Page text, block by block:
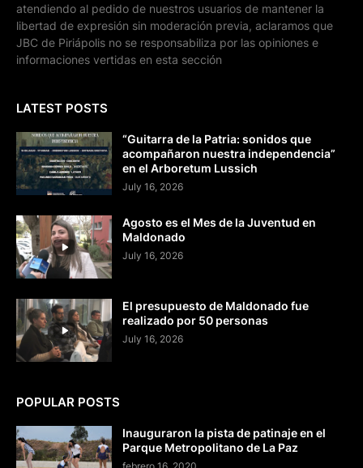
atendiendo al pedido de nuestros usuarios de mantener la
libertad de expresión sin moderación previa, aclaramos que
JBC de Piriápolis no se responsabiliza por las opiniones e
informaciones vertidas en esta sección
LATEST POSTS
“Guitarra de la Patria: sonidos que
acompañaron nuestra independencia”
en el Arboretum Lussich
July 16, 2026
Agosto es el Mes de la Juventud en
Maldonado
July 16, 2026
El presupuesto de Maldonado fue
realizado por 50 personas
July 16, 2026
POPULAR POSTS
Inauguraron la pista de patinaje en el
Parque Metropolitano de La Paz